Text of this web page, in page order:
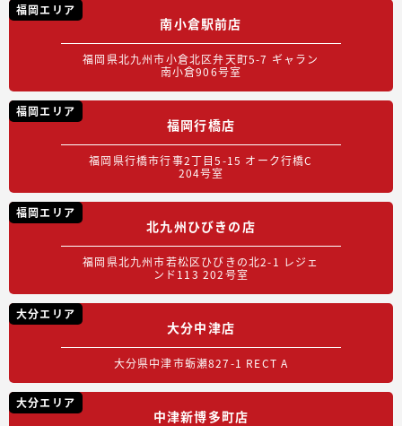
福岡エリア
南小倉駅前店
福岡県北九州市小倉北区弁天町5-7 ギャラン
南小倉906号室
福岡エリア
福岡行橋店
福岡県行橋市行事2丁目5-15 オーク行橋C
204号室
福岡エリア
北九州ひびきの店
福岡県北九州市若松区ひびきの北2-1 レジェ
ンド113 202号室
大分エリア
大分中津店
大分県中津市蛎瀬827-1 RECT A
大分エリア
中津新博多町店